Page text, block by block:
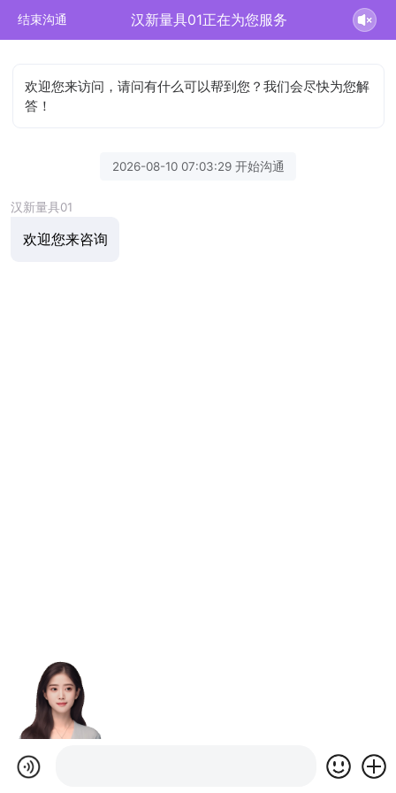
结束沟通 汉新量具01正在为您服务
欢迎您来访问，请问有什么可以帮到您？我们会尽快为您解
答！
2026-08-10 07:03:29 开始沟通
汉新量具01
欢迎您来咨询